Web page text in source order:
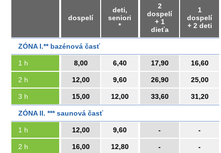
dospelí
deti,
seniori
*
2
dospelí
+ 1
dieťa
1
dospelí
+ 2 deti
ZÓNA I.** bazénová časť
1 h 8,00 6,40 17,90 16,60
2 h 12,00 9,60 26,90 25,00
3 h 15,00 12,00 33,60 31,20
ZÓNA II. *** saunová časť
1 h 12,00 9,60 - -
2 h 16,00 12,80 - -